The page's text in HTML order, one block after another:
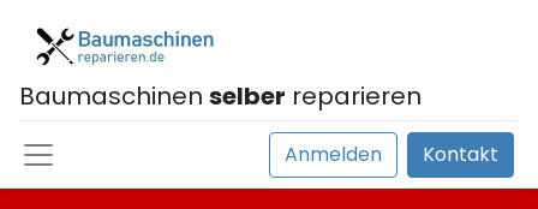
Baumaschinen selber reparieren
Anmelden Kontakt